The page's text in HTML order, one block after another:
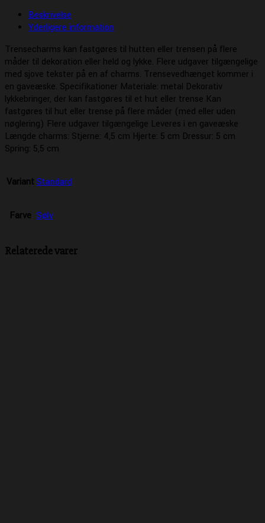
Beskrivelse
Yderligere information
Trensecharms kan fastgøres til hutten eller trensen på flere
måder til dekoration eller held og lykke. Flere udgaver tilgængelige
med sjove tekster på en af charms. Trensevedhænget kommer i
en gaveæske. Specifikationer Materiale: metal Dekorativ
lykkebringer, der kan fastgøres til et hut eller trense Kan
fastgøres til hut eller trense på flere måder (med eller uden
nøglering) Flere udgaver tilgængelige Leveres i en gaveæske
Længde charms: Stjerne: 4,5 cm Hjerte: 5 cm Dressur: 5 cm
Spring: 5,5 cm
Variant Standard
Farve Sølv
Relaterede varer